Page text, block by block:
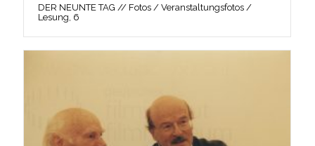
DER NEUNTE TAG // Fotos / Veranstaltungsfotos /
Lesung, 6